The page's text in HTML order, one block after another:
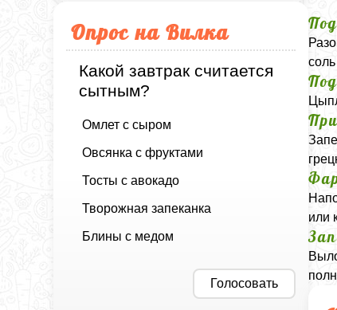
Опрос на Вилка
Какой завтрак считается
сытным?
Омлет с сыром
Овсянка с фруктами
Тосты с авокадо
Творожная запеканка
Блины с медом
Голосовать
или